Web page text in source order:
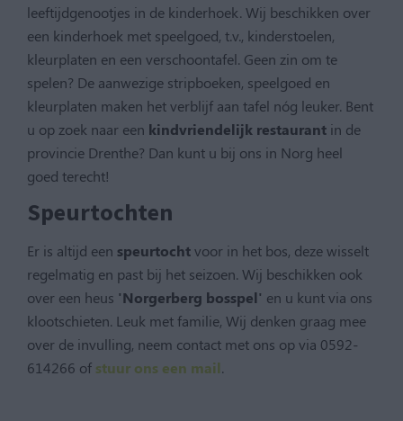
leeftijdgenootjes in de kinderhoek. Wij beschikken over
een kinderhoek met speelgoed, t.v., kinderstoelen,
kleurplaten en een verschoontafel. Geen zin om te
spelen? De aanwezige stripboeken, speelgoed en
kleurplaten maken het verblijf aan tafel nóg leuker. Bent
u op zoek naar een kindvriendelijk restaurant in de
provincie Drenthe? Dan kunt u bij ons in Norg heel
goed terecht!
Speurtochten
Er is altijd een speurtochtvoor in het bos, deze wisselt
regelmatig en past bij het seizoen. Wij beschikken ook
over een heus 'Norgerberg bosspel' en u kunt via ons
klootschieten. Leuk met familie, Wij denken graag mee
over de invulling, neem contact met ons op via 0592-
614266 of stuur ons een mail.